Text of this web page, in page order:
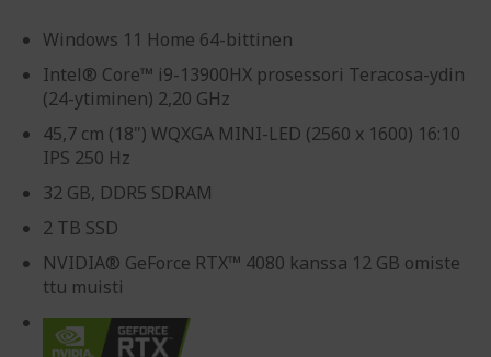
Windows 11 Home 64-bittinen
Intel® Core™ i9-13900HX prosessori Teracosa-ydin
(24-ytiminen) 2,20 GHz
45,7 cm (18") WQXGA MINI-LED (2560 x 1600) 16:10
IPS 250 Hz
32 GB, DDR5 SDRAM
2 TB SSD
NVIDIA® GeForce RTX™ 4080 kanssa 12 GB omiste
ttu muisti